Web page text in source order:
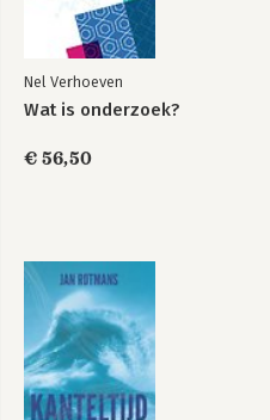
Nel Verhoeven
Wat is onderzoek?
€ 56,50